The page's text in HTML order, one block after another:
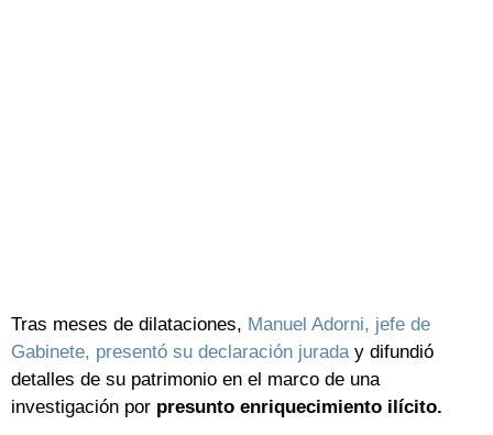
Tras meses de dilataciones, Manuel Adorni, jefe de
Gabinete, presentó su declaración juraday difundió
detalles de su patrimonio en el marco de una
investigación por presunto enriquecimiento ilícito.